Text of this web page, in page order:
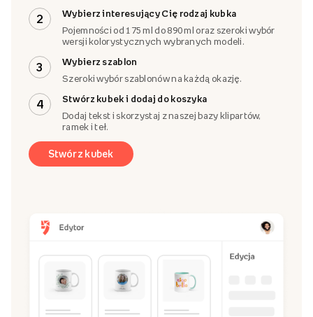
2
Wybierz interesujący Cię rodzaj kubka
Pojemności od 175 ml do 890 ml oraz szeroki wybór
wersji kolorystycznych wybranych modeli.
3
Wybierz szablon
Szeroki wybór szablonów na każdą okazję.
4
Stwórz kubek i dodaj do koszyka
Dodaj tekst i skorzystaj z naszej bazy klipartów,
ramek i teł.
Stwórz kubek